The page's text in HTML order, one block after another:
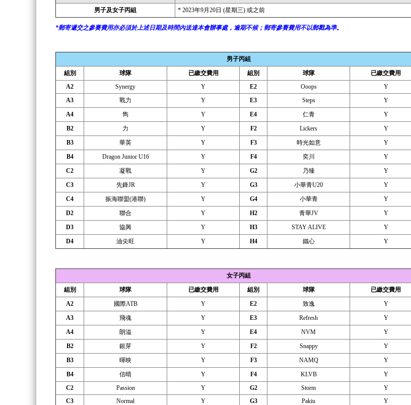
男子及女子丙組
* 2023年9月20日 (星期三) 或之前
*郵寄遞交之參賽費用亦必須於上述日期及時間內送達本會辦事處，逾期不候；郵寄參賽費用不以郵戳為準。
男子丙組
組別
球隊 已繳交費用 組別 球隊
已繳交費用
A2
Synergy Y E2 Ooops
Y
A3
戰力 Y E3 Steps
Y
A4
雋 Y E4 仁青
Y
B2
力 Y F2 Lickers
Y
B3
華英 Y F3 時光如意
Y
B4
Dragon Junior U16 Y F4 奕川
Y
C2
凝戰 Y G2 乃臻
Y
C3
先鋒JR Y G3 小華青U20
Y
C4
振海聯盟(港聯) Y G4 小華青
Y
D2
聯合 Y H2 青華JV
Y
D3
協興 Y H3 STAY ALIVE
Y
D4
油尖旺 Y H4 鐵心 Y
女子丙組
組別
球隊 已繳交費用 組別 球隊
已繳交費用
A2
國際ATB Y E2 致逸
Y
A3
飛魂 Y E3 Refresh
Y
A4
朗溢 Y E4 NVM
Y
B2
銀芽 Y F2 Snappy
Y
B3
暉映 Y F3 NAMQ
Y
B4
信晴 Y F4 KLVB
Y
C2
Passion Y G2 Storm
Y
C3
Normal Y G3 Pakiu
Y